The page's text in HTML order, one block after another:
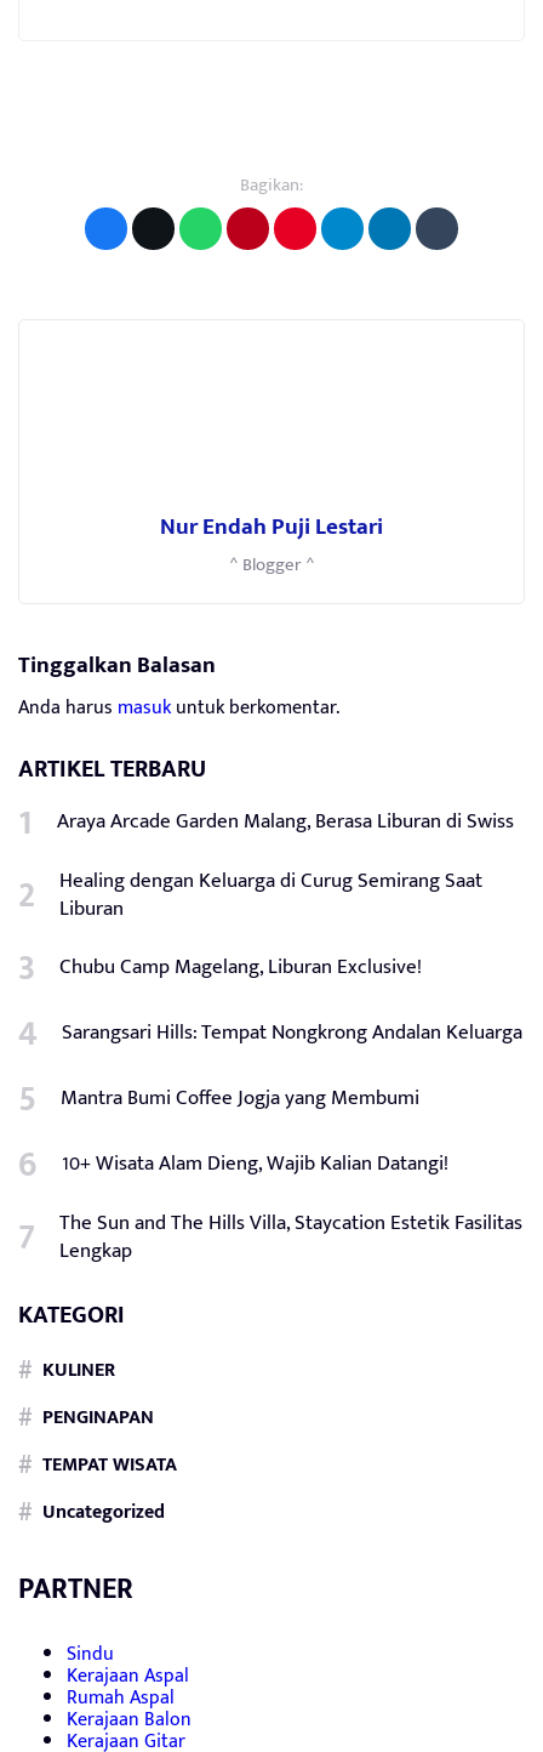
Bagikan:
Nur Endah Puji Lestari
^ Blogger ^
Tinggalkan Balasan
Anda harus masukuntuk berkomentar.
ARTIKEL TERBARU
Araya Arcade Garden Malang, Berasa Liburan di Swiss
Healing dengan Keluarga di Curug Semirang Saat
Liburan
Chubu Camp Magelang, Liburan Exclusive!
Sarangsari Hills: Tempat Nongkrong Andalan Keluarga
Mantra Bumi Coffee Jogja yang Membumi
10+ Wisata Alam Dieng, Wajib Kalian Datangi!
The Sun and The Hills Villa, Staycation Estetik Fasilitas
Lengkap
KATEGORI
KULINER
PENGINAPAN
TEMPAT WISATA
Uncategorized
PARTNER
Sindu
Kerajaan Aspal
Rumah Aspal
Kerajaan Balon
Kerajaan Gitar